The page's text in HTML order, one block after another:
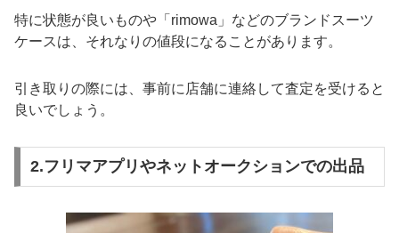
特に状態が良いものや「rimowa」などのブランドスーツ
ケースは、それなりの値段になることがあります。
引き取りの際には、事前に店舗に連絡して査定を受けると
良いでしょう。
2.フリマアプリやネットオークションでの出品